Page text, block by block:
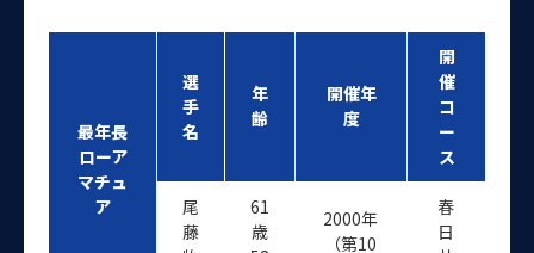
最年長
ローア
マチュ
ア
選
手
名
年
齢
開催年
度
開
催
コ
ー
ス
尾
藤
61
歳
2000年
（第10
春
日